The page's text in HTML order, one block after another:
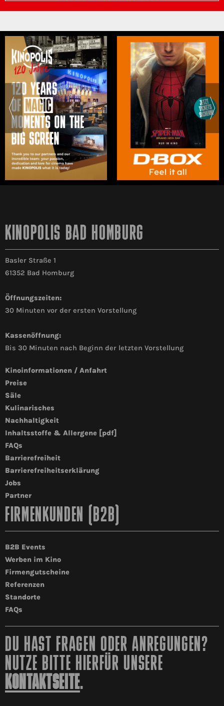
KINOPOLIS BAD HOMBURG
Basler Straße 1
61352 Bad Homburg
Öffnungszeiten:
30 Minuten vor der ersten Vorstellung
Kassenöffnung:
Bis 30 Minuten nach Beginn der letzten Vorstellung
Kinoinformationen / Anfahrt
Preise
Säle
Kulinarisches
Nachhaltigkeit
Inhaltsstoffe & Allergene [pdf]
FAQs
Barrierefreiheit
Barrierefreiheitserklärung
Jobs
Partner
FIRMENKUNDEN (B2B)
B2B Events
Werben im Kino
Firmengutscheine
Referenzen
Standorte
FAQs
DU HAST FRAGEN ODER ANREGUNGEN?
NUTZE BITTE HIERFÜR UNSERE
KONTAKTSEITE.